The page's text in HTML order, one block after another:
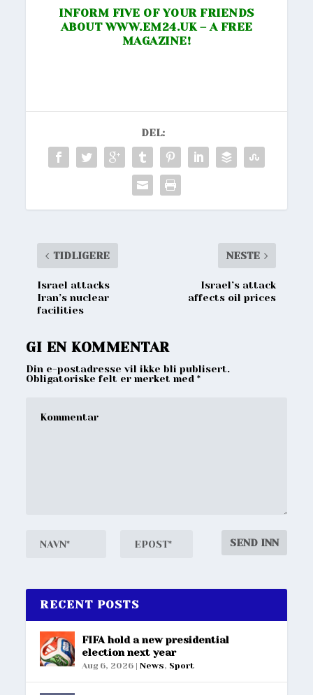
INFORM FIVE OF YOUR FRIENDS
ABOUTWWW.EM24.UK– A FREE
MAGAZINE!
DEL:
TIDLIGERE
Israel attacks
Iran’s nuclear
facilities
NESTE
Israel’s attack
affects oil prices
GI EN KOMMENTAR
Din e-postadresse vil ikke bli publisert.
Obligatoriske felt er merket med*
RECENT POSTS
FIFA hold a new presidential
election next year
Aug 6, 2026 |News, Sport